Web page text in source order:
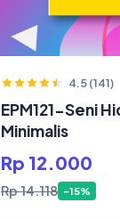
4.5 (141)
EPM121-Seni
Minimalis
Rp 12.000
Rp 14.118 -15%